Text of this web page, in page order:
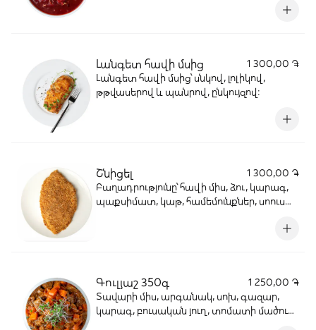
Լանգետ հավի մսից
1 300,00 ֏
Լանգետ հավի մսից՝ սնկով, լոլիկով,
թթվասերով և պանրով, ընկույզով:
Շնիցել
1 300,00 ֏
Բաղադրությունը՝ հավի միս, ձու, կարագ,
պաքսիմատ, կաթ, համեմունքներ, սոուս
Գուլյաշ 350գ
1 250,00 ֏
Տավարի միս, արգանակ, սոխ, գազար,
կարագ, բուսական յուղ, տոմատի մածուկ,